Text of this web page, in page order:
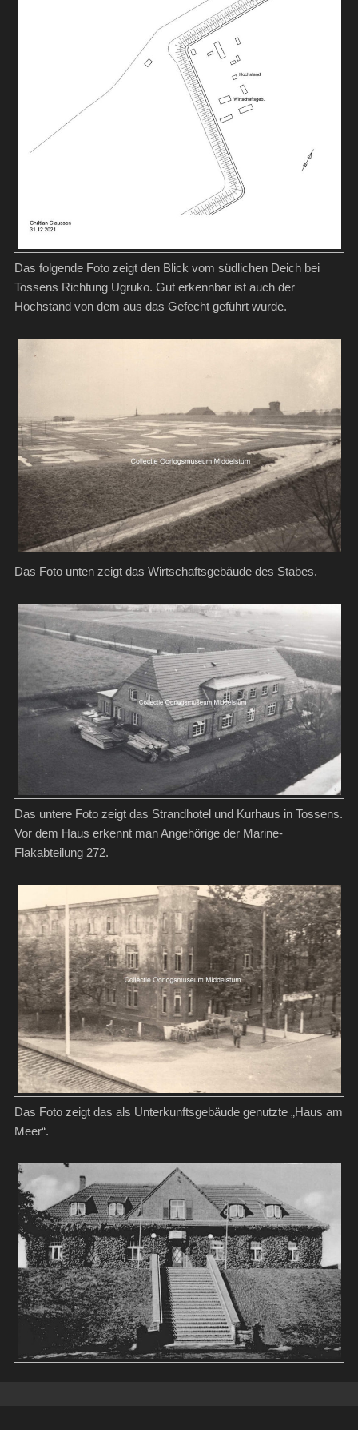
Das folgende Foto zeigt den Blick vom südlichen Deich bei
Tossens Richtung Ugruko. Gut erkennbar ist auch der
Hochstand von dem aus das Gefecht geführt wurde.
Das Foto unten zeigt das Wirtschaftsgebäude des Stabes.
Das untere Foto zeigt das Strandhotel und Kurhaus in Tossens.
Vor dem Haus erkennt man Angehörige der Marine-
Flakabteilung 272.
Das Foto zeigt das als Unterkunftsgebäude genutzte „Haus am
Meer“.